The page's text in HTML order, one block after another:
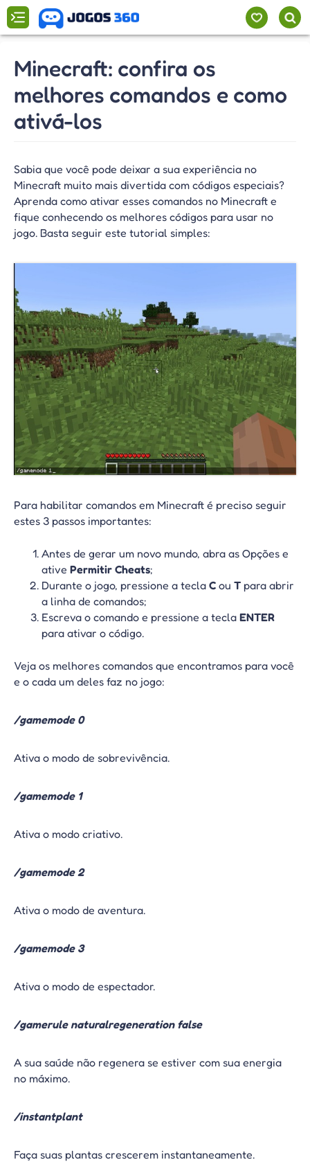
Minecraft: confira os
melhores comandos e como
ativá-los
Sabia que você pode deixar a sua experiência no
Minecraft muito mais divertida com códigos especiais?
Aprenda como ativar esses comandos no Minecraft e
fique conhecendo os melhores códigos para usar no
jogo. Basta seguir este tutorial simples:
Para habilitar comandos em Minecraft é preciso seguir
estes 3 passos importantes:
Antes de gerar um novo mundo, abra as Opções e
ative Permitir Cheats;
Durante o jogo, pressione a tecla C ou T para abrir
a linha de comandos;
Escreva o comando e pressione a tecla ENTER
para ativar o código.
Veja os melhores comandos que encontramos para você
e o cada um deles faz no jogo:
/gamemode 0
Ativa o modo de sobrevivência.
/gamemode 1
Ativa o modo criativo.
/gamemode 2
Ativa o modo de aventura.
/gamemode 3
Ativa o modo de espectador.
/gamerule naturalregeneration false
A sua saúde não regenera se estiver com sua energia
no máximo.
/instantplant
Faça suas plantas crescerem instantaneamente.